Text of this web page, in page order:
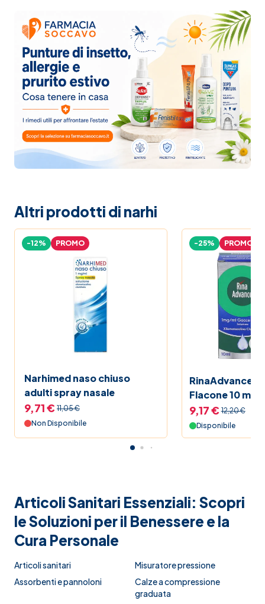
Altri prodotti di narhi
Narhimed naso chiuso
adulti spray nasale
-12% PROMO
9,71 € 11,05 €
Non Disponibile
RinaAdvance 1
Flacone 10 ml
-25% PROMO
9,17 € 12,20 €
Disponibile
Articoli Sanitari Essenziali: Scopri
le Soluzioni per il Benessere e la
Cura Personale
Articoli sanitari
Misuratore pressione
Assorbenti e pannoloni
Calze a compressione
graduata